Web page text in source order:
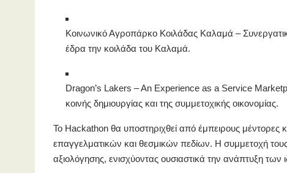
Κοινωνικό Αγροπάρκο Κοιλάδας Καλαμά –
έδρα την κοιλάδα του Καλαμά.
Dragon’s Lakers – An Experience as a Service
κοινής δημιουργίας και της συμμετοχικής οικονομίας.
Το Hackathon θα υποστηριχθεί από έμπειρους μέντορες
επαγγελματικών και θεσμικών πεδίων. Η συμμετοχή
αξιολόγησης, ενισχύοντας ουσιαστικά την ανάπτυξη